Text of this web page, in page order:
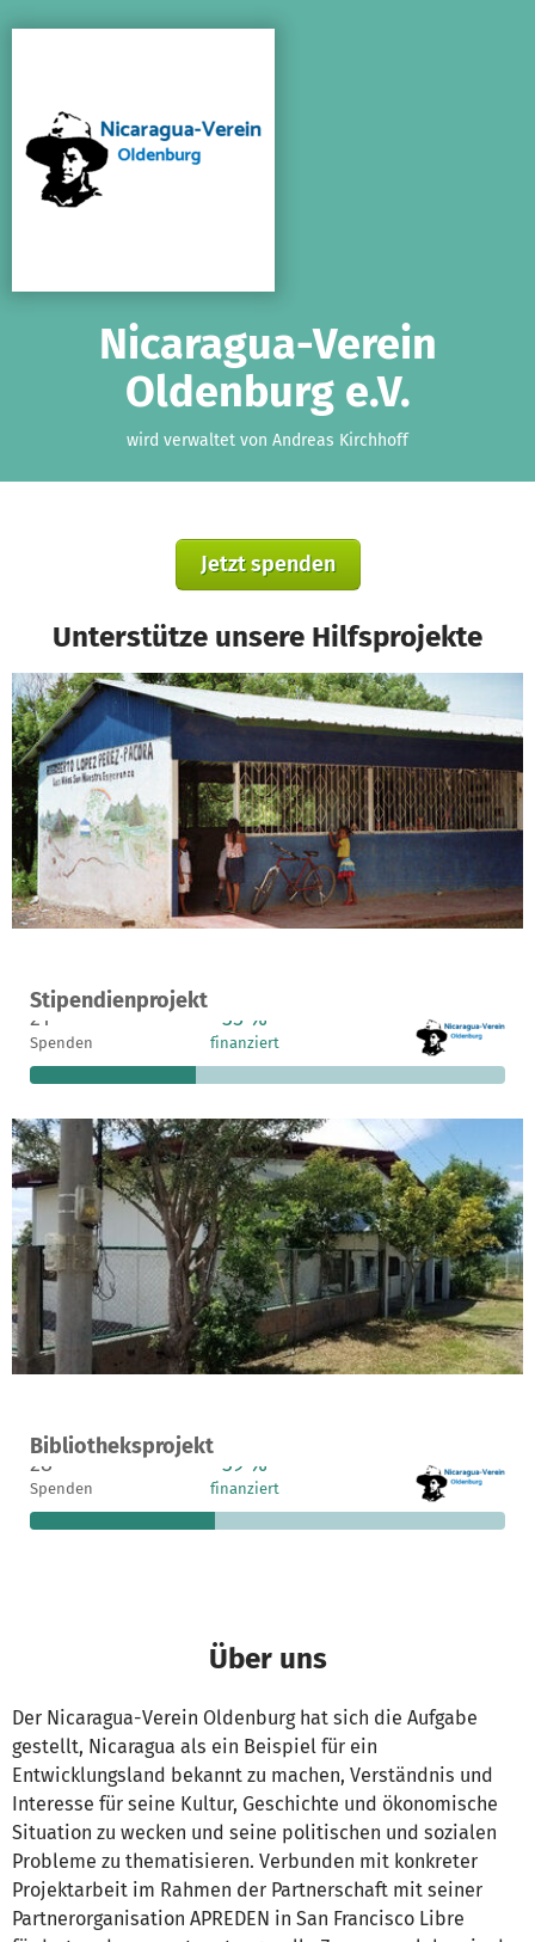
Nicaragua-Verein
Oldenburg e.V.
wird verwaltet von Andreas Kirchhoff
Jetzt spenden
Unterstütze unsere Hilfsprojekte
Stipendienprojekt
Ein Projekt in San Francisco Libre, Nicaragua
21
Spenden
35 %
finanziert
2.700 €
fehlen noch
Bibliotheksprojekt
Ein Projekt in San Francisco Libre, Nicaragua
28
Spenden
39 %
finanziert
21.246 €
fehlen noch
Über uns
Der Nicaragua-Verein Oldenburg hat sich die Aufgabe
gestellt, Nicaragua als ein Beispiel für ein
Entwicklungsland bekannt zu machen, Verständnis und
Interesse für seine Kultur, Geschichte und ökonomische
Situation zu wecken und seine politischen und sozialen
Probleme zu thematisieren. Verbunden mit konkreter
Projektarbeit im Rahmen der Partnerschaft mit seiner
Partnerorganisation APREDEN in San Francisco Libre